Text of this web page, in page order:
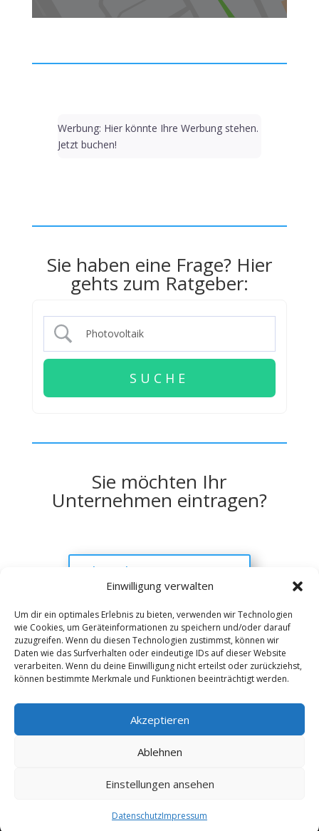
Einwilligung verwalten
Um dir ein optimales Erlebnis zu bieten, verwenden wir Technologien
wie Cookies, um Geräteinformationen zu speichern und/oder darauf
zuzugreifen. Wenn du diesen Technologien zustimmst, können wir
Daten wie das Surfverhalten oder eindeutige IDs auf dieser Website
verarbeiten. Wenn du deine Einwilligung nicht erteilst oder zurückziehst,
können bestimmte Merkmale und Funktionen beeinträchtigt werden.
Akzeptieren
Ablehnen
Einstellungen ansehen
DatenschutzImpressum
Werbung: Hier könnte Ihre Werbung stehen.
Jetzt buchen!
Sie haben eine Frage? Hier
gehts zum Ratgeber:
Sie möchten Ihr
Unternehmen eintragen?
als Anbieter eintragen
Kontakt Impressum
Datenschutz
Werbung buchen
AGB
Copyright 2025-2026 | Web24 Consulting AVO UG |
Alle Rechte vorbehalten *Werbehinweis: Die ist ein
Portal mit Infos zu Dienstleistern und Fachbetrieben
sowie einem Anbieterverzeichnis. Wenn Sie bei den
Werbepartnern ein Angebot anfordern oder etwas
jeweiligen Dienstleister. Redaktionelle Einträge wurden
Fehler enthalten.